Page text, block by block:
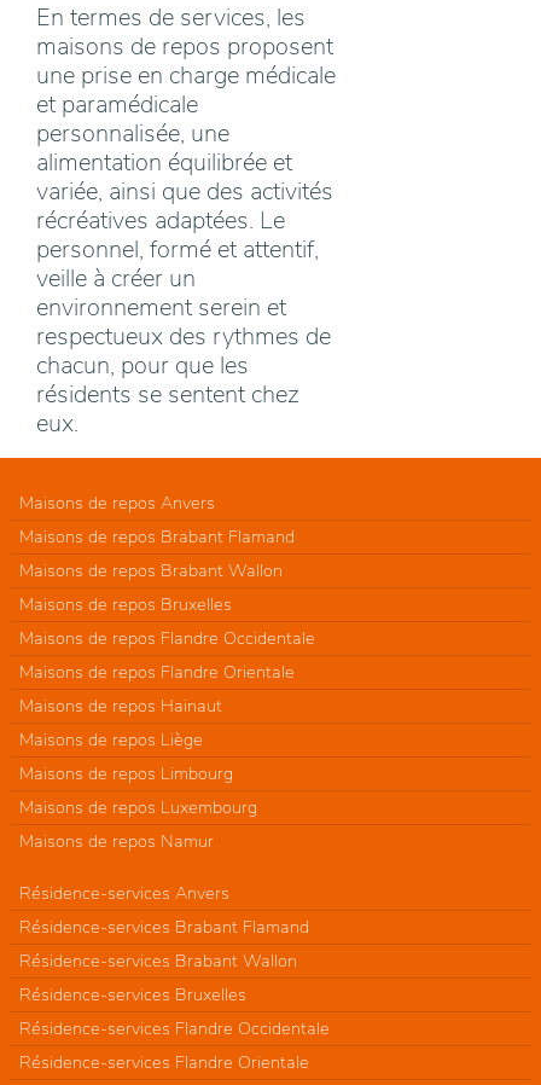
En termes de services, les
maisons de repos proposent
une prise en charge médicale
et paramédicale
personnalisée, une
alimentation équilibrée et
variée, ainsi que des activités
récréatives adaptées. Le
personnel, formé et attentif,
veille à créer un
environnement serein et
respectueux des rythmes de
chacun, pour que les
résidents se sentent chez
eux.
Maisons de repos Anvers
Maisons de repos Brabant Flamand
Maisons de repos Brabant Wallon
Maisons de repos Bruxelles
Maisons de repos Flandre Occidentale
Maisons de repos Flandre Orientale
Maisons de repos Hainaut
Maisons de repos Liège
Maisons de repos Limbourg
Maisons de repos Luxembourg
Maisons de repos Namur
Résidence-services Anvers
Résidence-services Brabant Flamand
Résidence-services Brabant Wallon
Résidence-services Bruxelles
Résidence-services Flandre Occidentale
Résidence-services Flandre Orientale